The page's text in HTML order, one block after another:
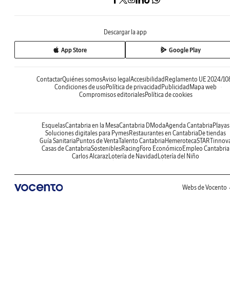
Descargar la app
App Store Google Play
ContactarQuiénes somosAviso legal Accesibilidad Reglamento UE 2024/
Condiciones de uso Política de privacidad Publicidad Mapa web
Compromisos editorialesPolítica de cookies
EsquelasCantabria en la MesaCantabria DModaAgenda Cantabria Playas
Soluciones digitales para PymesRestaurantes en Cantabria De tiendas
Guía Sanitaria Puntos de VentaTalento Cantabria Hemeroteca
Casas de CantabriaSosteniblesRacing Foro Económico Empleo Cantabria
Carlos AlcarazLotería de Navidad Lotería del Niño
Webs de Vocento